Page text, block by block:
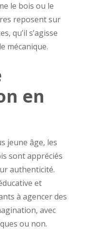
le bois ou le
reposent sur
qu’il s’agisse
mécanique.
en
jeune âge, les
sont appréciés
authenticité.
et
à agencer des
avec
ou non.